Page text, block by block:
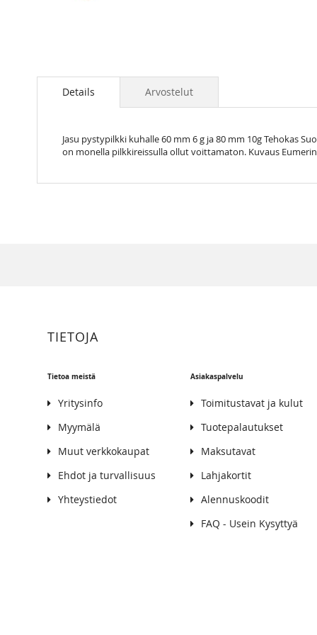
to
images
gallery
Details
Jasu pystypilkki kuhalle 60 mm 6 g ja 80 mm 10g Tehokas
on monella pilkkireissulla ollut voittamaton. Kuvaus
Arvostelut
TIETOJA
Tietoa meistä
Yritysinfo
Myymälä
Muut verkkokaupat
Ehdot ja turvallisuus
Yhteystiedot
Asiakaspalvelu
Toimitustavat ja kulut
Tuotepalautukset
Maksutavat
Lahjakortit
Alennuskoodit
FAQ - Usein Kysyttyä